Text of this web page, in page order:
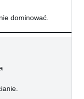
dominować.